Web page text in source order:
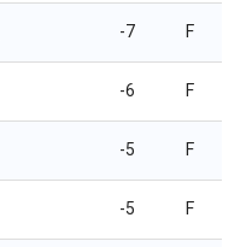
-7 F
-6 F
-5 F
-5 F